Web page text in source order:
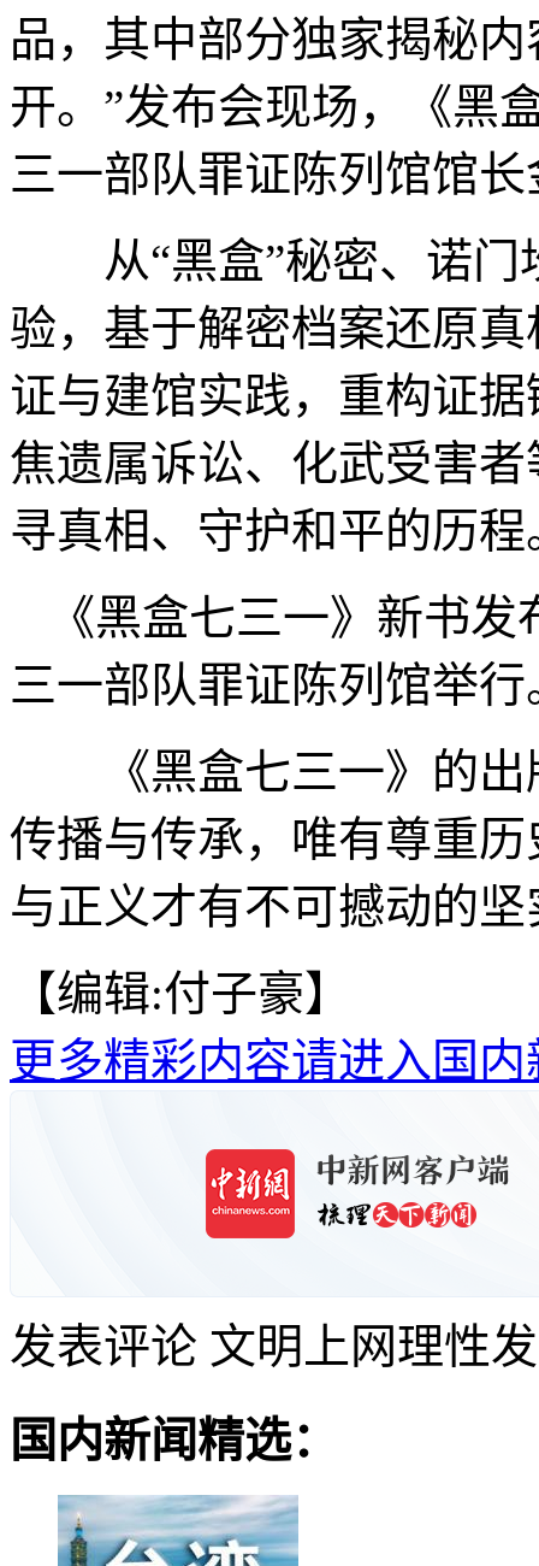
品，其中部分独家揭秘
开。”发布会现场，《黑
三一部队罪证陈列馆馆
从“黑盒”秘密、诺门
验，基于解密档案还原
证与建馆实践，重构证
焦遗属诉讼、化武受害
寻真相、守护和平的历程
《黑盒七三一》新书
三一部队罪证陈列馆举
《黑盒七三一》的出
传播与传承，唯有尊重
与正义才有不可撼动的
【编辑:付子豪】
更多精彩内容请进入国内
发表评论 文明上网理性
国内新闻精选：